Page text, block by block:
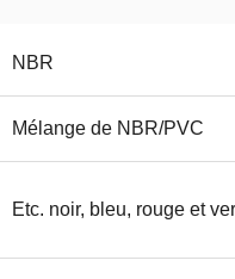
NBR
Mélange de NBR/PVC
Etc. noir, bleu, rouge et